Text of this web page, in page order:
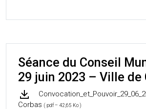
Séance du Conseil
29 juin 2023 – Ville de
Corbas ( pdf – 42,65 Ko )